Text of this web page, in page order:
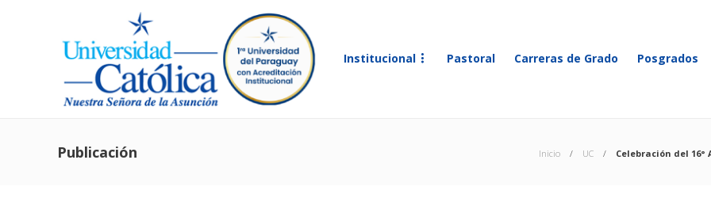
Institucional Pastoral Carreras de Grado Posgrados
Publicación Inicio UC Celebración del